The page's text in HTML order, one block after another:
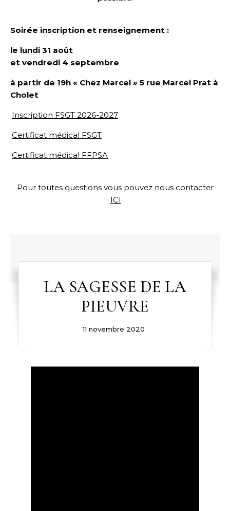
Soirée inscription et renseignement :
le lundi 31 août
et vendredi 4 septembre
à partir de 19h « Chez Marcel » 5 rue Marcel Prat à
Cholet
Inscription FSGT 2026-2027
Certificat médical FSGT
Certificat médical FFPSA
Pour toutes questions vous pouvez nous contacter
ICI
LA SAGESSE DE LA
PIEUVRE
11 novembre 2020